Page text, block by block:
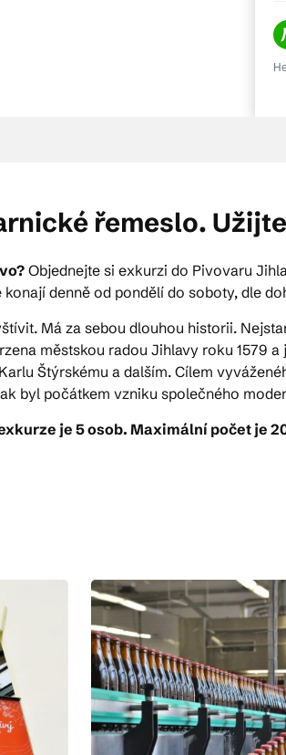
řemeslo.
Objednejte si exkurzi do Pivovaru
denně od pondělí do soboty, dle
Má za sebou dlouhou historii.
městskou radou Jihlavy roku 1579
Štýrskému a dalším. Cílem
byl počátkem vzniku společného
je 5 osob. Maximální počet je